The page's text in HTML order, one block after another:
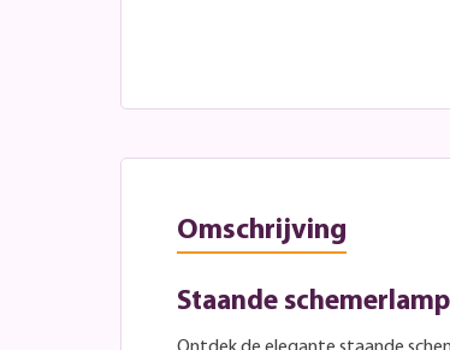
Omschrijving
Staande